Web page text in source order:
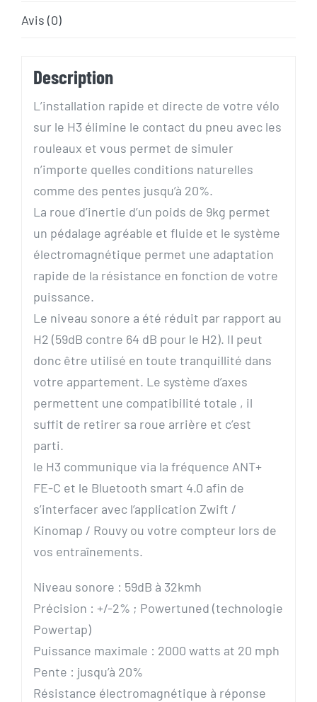
Avis (0)
Description
L’installation rapide et directe de votre vélo
sur le H3 élimine le contact du pneu avec les
rouleaux et vous permet de simuler
n’importe quelles conditions naturelles
comme des pentes jusqu’à 20%.
La roue d’inertie d’un poids de 9kg permet
un pédalage agréable et fluide et le système
électromagnétique permet une adaptation
rapide de la résistance en fonction de votre
puissance.
Le niveau sonore a été réduit par rapport au
H2 (59dB contre 64 dB pour le H2). Il peut
donc être utilisé en toute tranquillité dans
votre appartement. Le système d’axes
permettent une compatibilité totale , il
suffit de retirer sa roue arrière et c’est
parti.
le H3 communique via la fréquence ANT+
FE-C et le Bluetooth smart 4.0 afin de
s’interfacer avec l’application Zwift /
Kinomap / Rouvy ou votre compteur lors de
vos entraînements.
Niveau sonore : 59dB à 32kmh
Précision : +/-2% ; Powertuned (technologie
Powertap)
Puissance maximale : 2000 watts at 20 mph
Pente : jusqu’à 20%
Résistance électromagnétique à réponse